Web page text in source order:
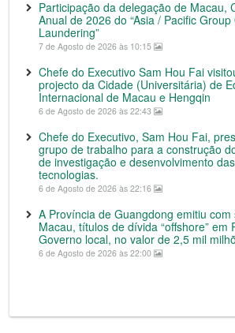
Participação da delegação de Macau,
Anual de 2026 do “Asia / Pacific
Laundering”
7 de Agosto de 2026 às 10:15
Chefe do Executivo Sam Hou Fai
projecto da Cidade (Universitária) de
Internacional de Macau e Hengqin
6 de Agosto de 2026 às 22:43
Chefe do Executivo, Sam Hou Fai,
grupo de trabalho para a construção
de investigação e desenvolvimento
tecnologias.
6 de Agosto de 2026 às 22:16
A Província de Guangdong emitiu com
Macau, títulos de dívida “offshore” em
Governo local, no valor de 2,5 mil
6 de Agosto de 2026 às 22:00